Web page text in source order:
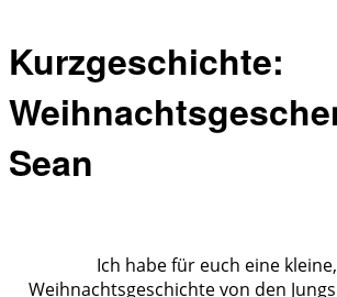
Kurzgeschichte:
Sean
Ich habe für euch eine
Weihnachtsgeschichte von den